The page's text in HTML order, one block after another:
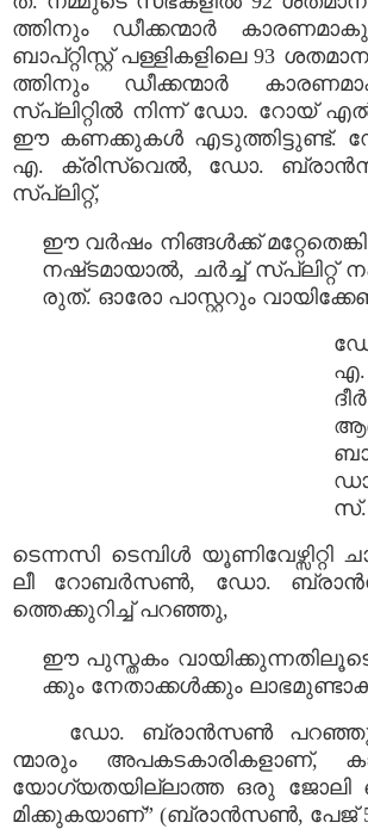
ത്തിനും ഡീക്കന്മാർ
ബാപ്റ്റിസ്റ്റ് പള്ളികളിലെ 93
ത്തിനും ഡീക്കന്മാർ
സ്പ്ലിറ്റിൽ നിന്ന് ഡോ. റോയ്
ഈ കണക്കുകൾ
എ. ക്രിസ്വെൽ, ഡോ.
സ്പ്ലിറ്റ്,
ഈ വർഷം നിങ്ങൾക്ക്
നഷ്‌ടമായാൽ, ചർച്ച് സ്പ്ലിറ്റ്
രുത്. ഓരോ പാസ്റ്ററും
എ.
സ്.
ടെന്നസി ടെമ്പിൾ
ലീ റോബർസൺ, ഡോ.
ത്തെക്കുറിച്ച് പറഞ്ഞു,
ഈ പുസ്തകം വായിക്കുന്നതിലൂടെ
ക്കും നേതാക്കൾക്കും
ഡോ. ബ്രാൻസൺ പറഞ്ഞു,
ന്മാരും അപകടകാരികളാണ്,
യോഗ്യതയില്ലാത്ത ഒരു ജോലി
മിക്കുകയാണ്” (ബ്രാൻസൺ, പേജ്